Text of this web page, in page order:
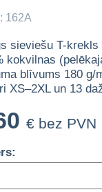
162A
sieviešu T-
kokvilnas
blīvums 180 g/
XS–2XL un 13
€ bez PVN